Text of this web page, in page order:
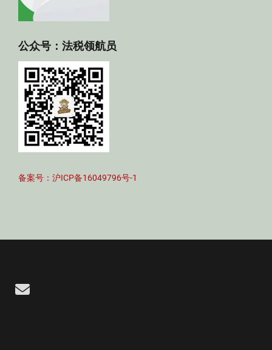
公众号：法税领航员
备案号：沪ICP备16049796号-1
Email